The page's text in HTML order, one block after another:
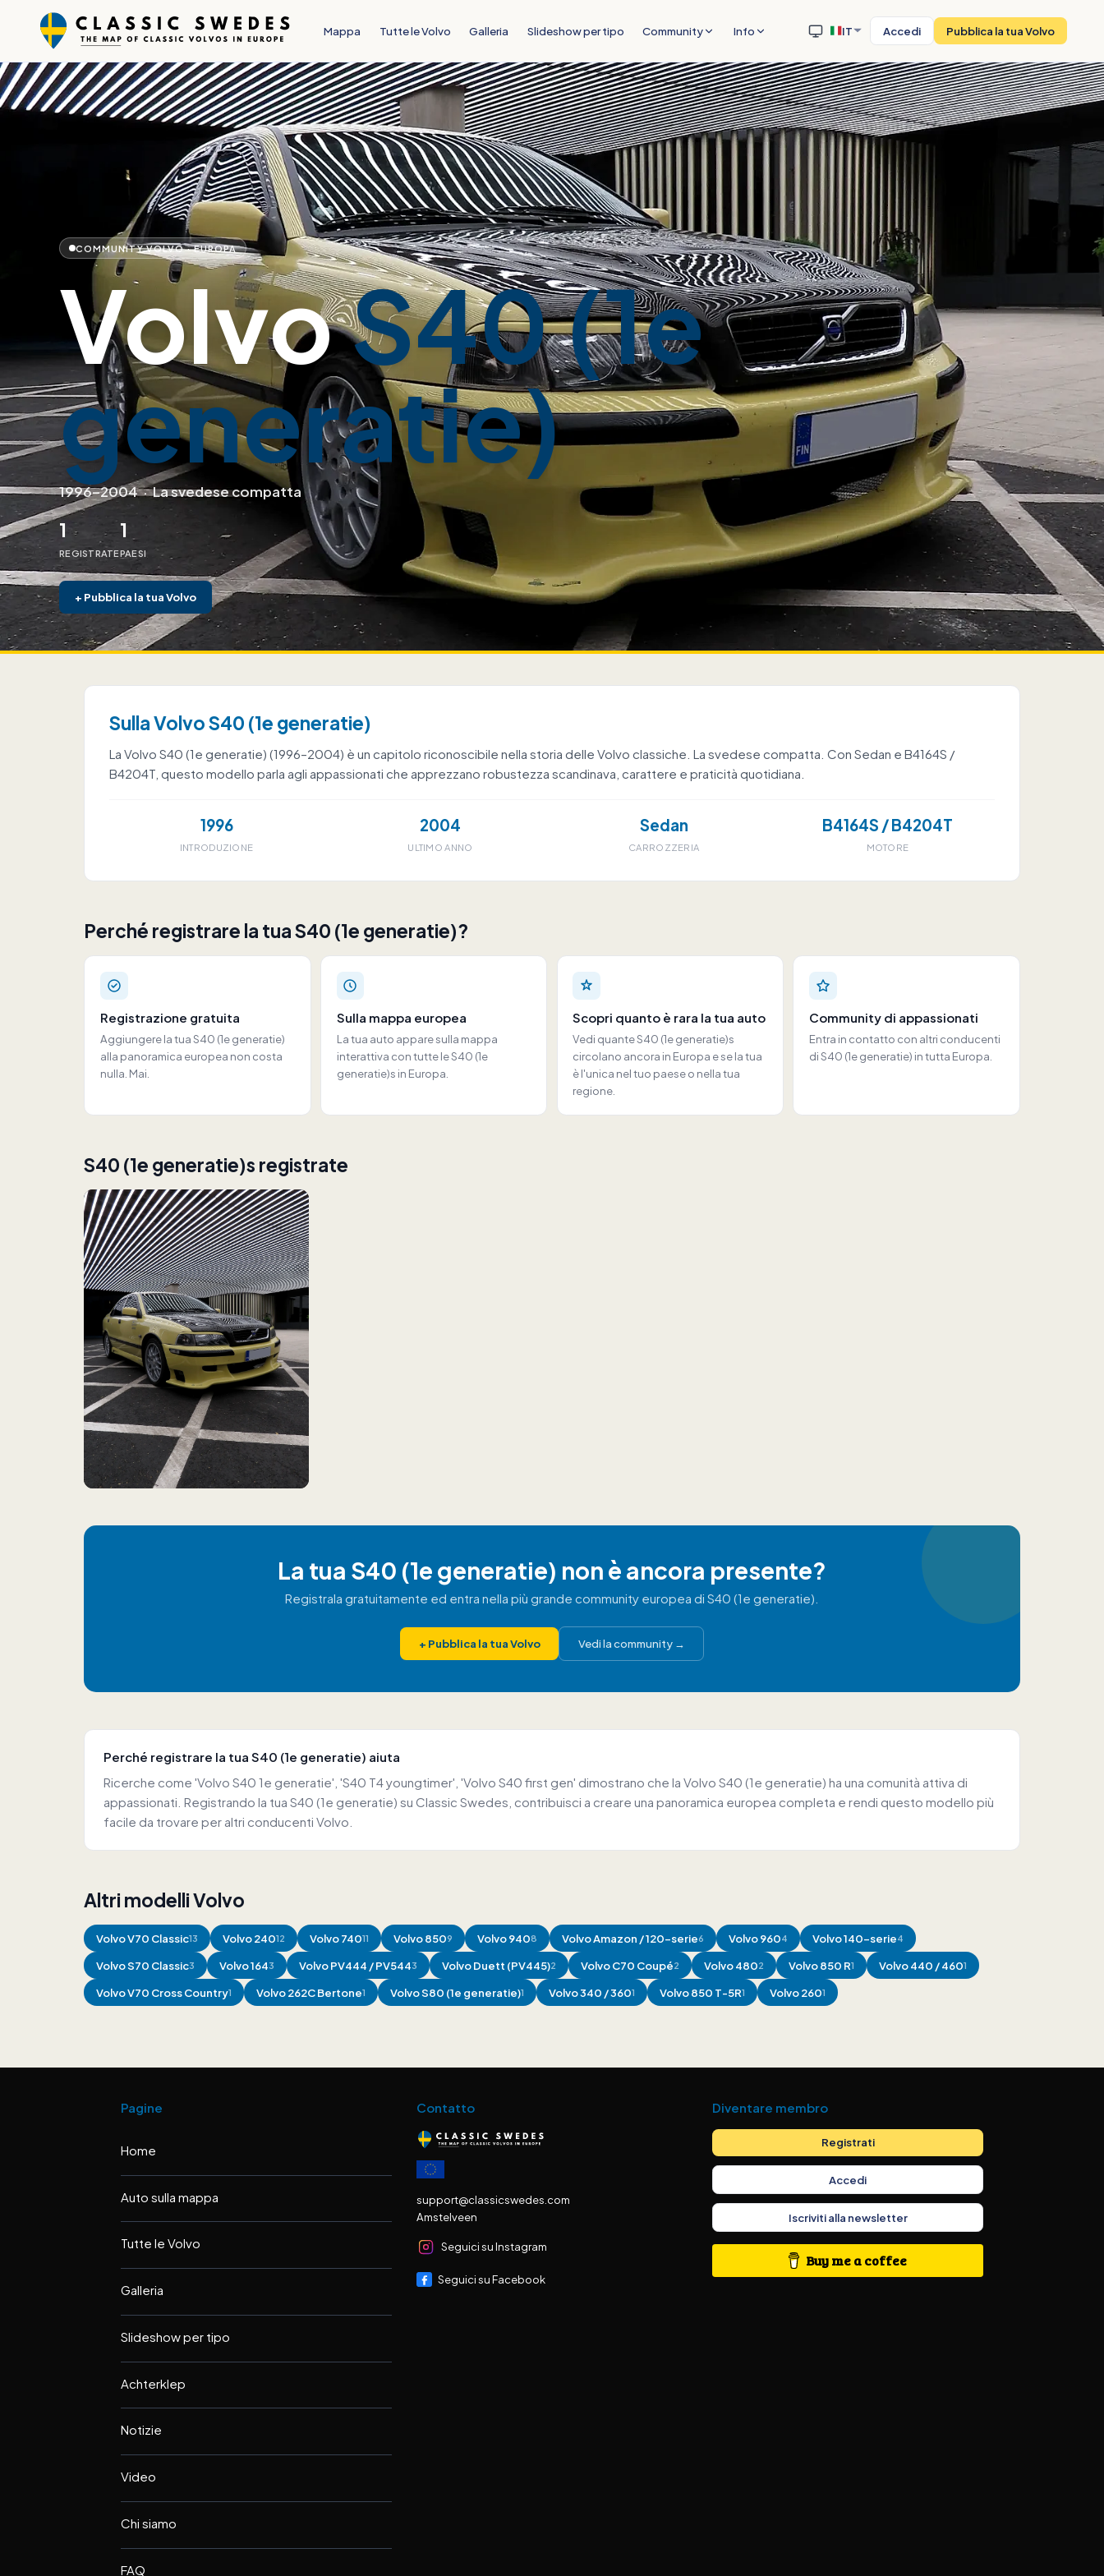
Mappa Tutte le Volvo Galleria Slideshow per tipo Community Info IT Accedi Pubblica la tua Volvo
COMMUNITY VOLVO · EUROPA
VolvoS40 (1e
generatie)
1996–2004·La svedese compatta
1
REGISTRATE
1
PAESI
+ Pubblica la tua Volvo
Sulla Volvo S40 (1e generatie)
La Volvo S40 (1e generatie) (1996–2004) è un capitolo riconoscibile nella storia delle Volvo classiche. La svedese compatta. Con Sedan e B4164S /
B4204T, questo modello parla agli appassionati che apprezzano robustezza scandinava, carattere e praticità quotidiana.
1996
INTRODUZIONE
2004
ULTIMO ANNO
Sedan
CARROZZERIA
B4164S / B4204T
MOTORE
Perché registrare la tua S40 (1e generatie)?
Registrazione gratuita
Aggiungere la tua S40 (1e generatie)
alla panoramica europea non costa
nulla. Mai.
Sulla mappa europea
La tua auto appare sulla mappa
interattiva con tutte le S40 (1e
generatie)s in Europa.
Scopri quanto è rara la tua auto
Vedi quante S40 (1e generatie)s
circolano ancora in Europa e se la tua
è l'unica nel tuo paese o nella tua
regione.
Community di appassionati
Entra in contatto con altri conducenti
di S40 (1e generatie) in tutta Europa.
S40 (1e generatie)s registrate
La tua S40 (1e generatie) non è ancora presente?
Registrala gratuitamente ed entra nella più grande community europea di S40 (1e generatie).
+ Pubblica la tua Volvo Vedi la community→
Perché registrare la tua S40 (1e generatie) aiuta
Ricerche come 'Volvo S40 1e generatie', 'S40 T4 youngtimer', 'Volvo S40 first gen' dimostrano che la Volvo S40 (1e generatie) ha una comunità attiva di
appassionati. Registrando la tua S40 (1e generatie) su Classic Swedes, contribuisci a creare una panoramica europea completa e rendi questo modello più
facile da trovare per altri conducenti Volvo.
Altri modelli Volvo
VolvoV70 Classic13 Volvo24012 Volvo74011 Volvo8509 Volvo9408 VolvoAmazon / 120-serie6 Volvo9604 Volvo140-serie4
VolvoS70 Classic3 Volvo1643 VolvoPV444 / PV5443 VolvoDuett (PV445)2 VolvoC70 Coupé2 Volvo4802 Volvo850 R1 Volvo440 / 4601
VolvoV70 Cross Country1 Volvo262C Bertone1 VolvoS80 (1e generatie)1 Volvo340 / 3601 Volvo850 T-5R1 Volvo2601
Pagine
Home
Auto sulla mappa
Tutte le Volvo
Galleria
Slideshow per tipo
Achterklep
Notizie
Video
Chi siamo
FAQ
Contatto
support@classicswedes.com
Amstelveen
Seguici su Instagram
Seguici su Facebook
Diventare membro
Registrati
Accedi
Iscriviti alla newsletter
Buy me a coffee